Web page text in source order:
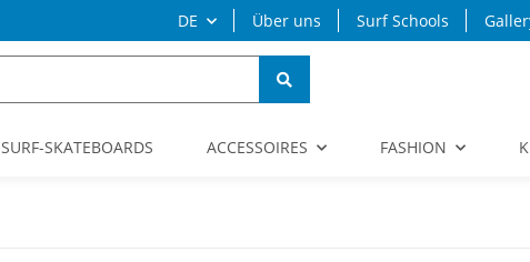
DE Über uns Surf Schools
SURF-SKATEBOARDS ACCESSOIRES FASHION